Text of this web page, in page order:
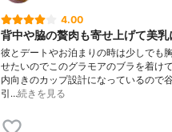
4.00
背中や脇の贅肉も寄せ上げて美乳
彼とデートやお泊まりの時は少しでも
せたいのでこのグラモアのブラを着け
内向きのカップ設計になっているので
引…続きを見る